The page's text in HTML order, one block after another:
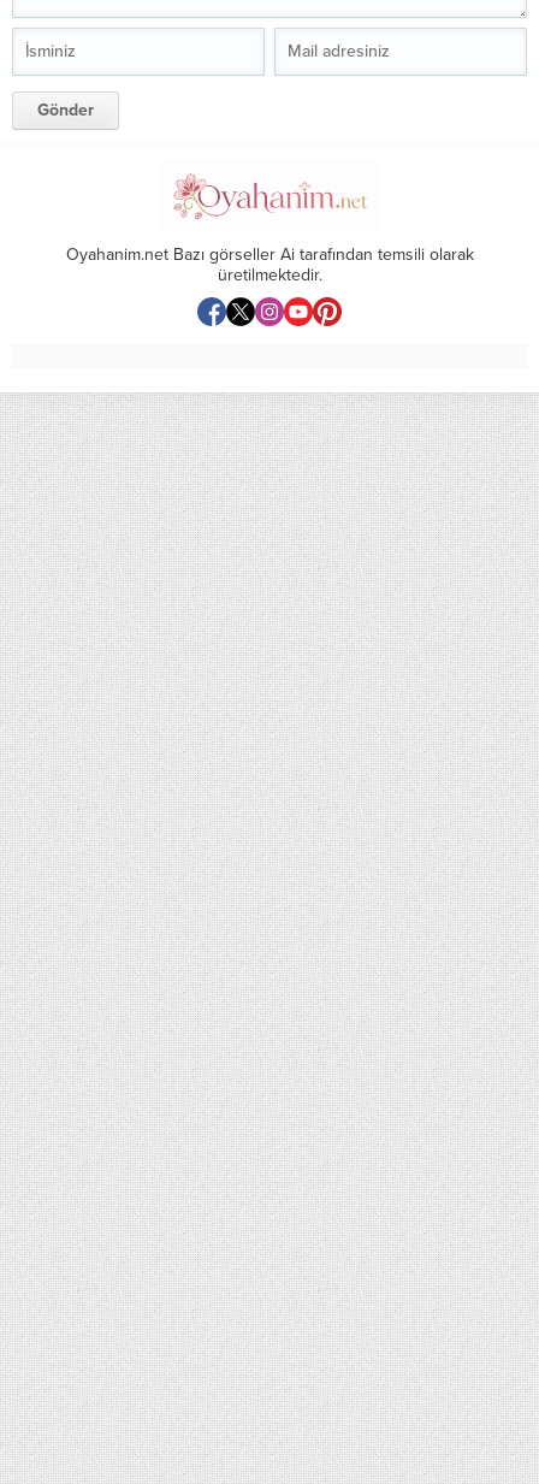
Oyahanim.net Bazı görseller Ai tarafından temsili olarak
üretilmektedir.